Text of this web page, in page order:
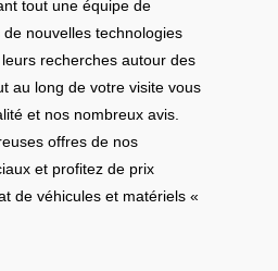
tout une équipe de
nouvelles technologies
recherches autour des
au long de votre visite vous
et nos nombreux avis.
offres de nos
et profitez de prix
de véhicules et matériels «